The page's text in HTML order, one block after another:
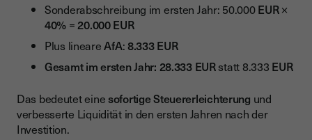
Sonderabschreibung im ersten Jahr: 50.000EUR×
40% =20.000 EUR
Plus lineareAfA: 8.333 EUR
Gesamt im ersten Jahr: 28.333 EURstatt 8.333 EUR
Das bedeutet einesofortige Steuererleichterung und
verbesserte Liquidität in den ersten Jahren nach der
Investition.